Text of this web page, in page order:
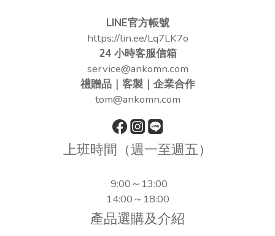
LINE官方帳號
https://lin.ee/Lq7LK7o
24 小時客服信箱
service@ankomn.com
禮贈品｜客製｜企業合作
tom@ankomn.com
上班時間（週一至週五）
9:00～13:00
14:00～18:00
產品選購及介紹